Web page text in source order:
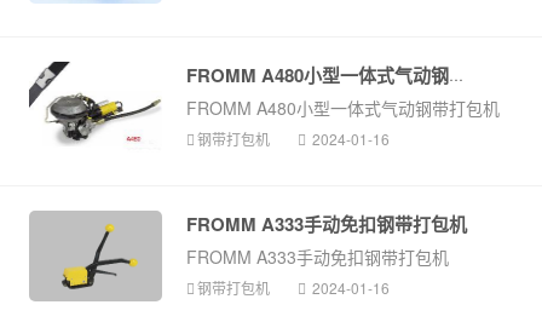
FROMM A480小型一体式气动钢带打包...
FROMM A480小型一体式气动钢带打包机
钢带打包机 2024-01-16
FROMM A333手动免扣钢带打包机
FROMM A333手动免扣钢带打包机
钢带打包机 2024-01-16